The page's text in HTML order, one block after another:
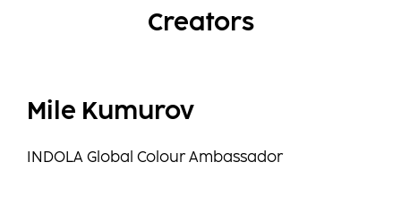
Creators
Mile Kumurov
INDOLA Global Colour Ambassador